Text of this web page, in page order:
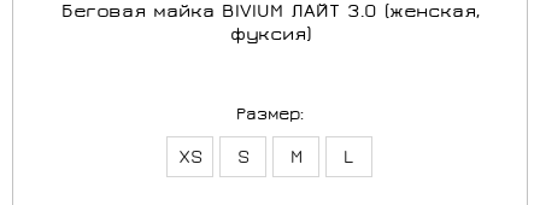
Беговая майка BIVIUM ЛАЙТ 3.0 (женская,
фуксия)
Размер:
XS S M L